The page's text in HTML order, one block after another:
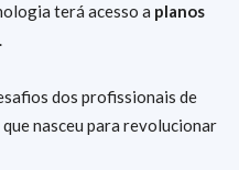
terá acesso a planos
.
dos profissionais de
que nasceu para revolucionar